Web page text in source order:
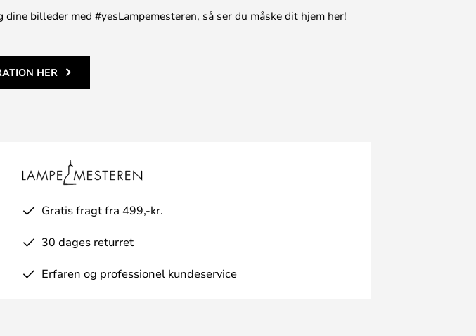
billeder med #yesLampemesteren, så ser du måske dit hjem her!
HER
Gratis fragt fra 499,-kr.
30 dages returret
Erfaren og professionel kundeservice